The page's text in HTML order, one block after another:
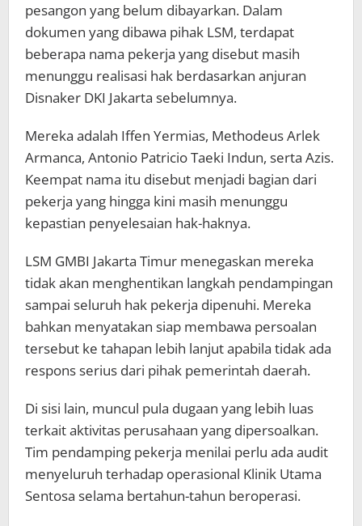
pesangon yang belum dibayarkan. Dalam
dokumen yang dibawa pihak LSM, terdapat
beberapa nama pekerja yang disebut masih
menunggu realisasi hak berdasarkan anjuran
Disnaker DKI Jakarta sebelumnya.
Mereka adalah Iffen Yermias, Methodeus Arlek
Armanca, Antonio Patricio Taeki Indun, serta Azis.
Keempat nama itu disebut menjadi bagian dari
pekerja yang hingga kini masih menunggu
kepastian penyelesaian hak-haknya.
LSM GMBI Jakarta Timur menegaskan mereka
tidak akan menghentikan langkah pendampingan
sampai seluruh hak pekerja dipenuhi. Mereka
bahkan menyatakan siap membawa persoalan
tersebut ke tahapan lebih lanjut apabila tidak ada
respons serius dari pihak pemerintah daerah.
Di sisi lain, muncul pula dugaan yang lebih luas
terkait aktivitas perusahaan yang dipersoalkan.
Tim pendamping pekerja menilai perlu ada audit
menyeluruh terhadap operasional Klinik Utama
Sentosa selama bertahun-tahun beroperasi.